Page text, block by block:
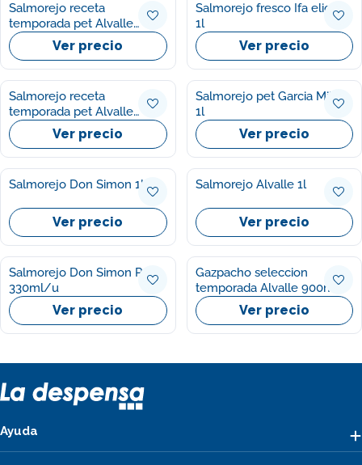
Salmorejo receta
temporada pet Alvalle
250ml
Ver precio
Salmorejo fresco Ifa eliges
1l
Ver precio
Salmorejo receta
temporada pet Alvalle
900ml
Ver precio
Salmorejo pet Garcia Millan
1l
Ver precio
Salmorejo Don Simon 1l
Ver precio
Salmorejo Alvalle 1l
Ver precio
Salmorejo Don Simon P3
330ml/u
Ver precio
Gazpacho seleccion
temporada Alvalle 900ml
Ver precio
Ayuda